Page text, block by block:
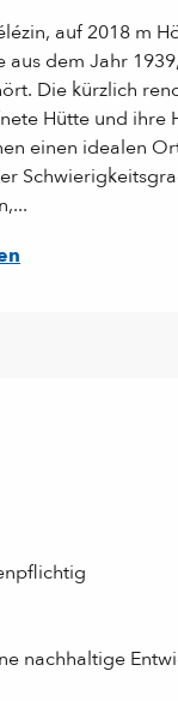
auf 2018 m
aus dem Jahr
Die kürzlich
Hütte und ihre
einen idealen
nachhaltige